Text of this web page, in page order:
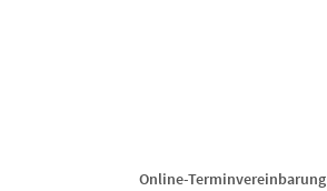
Online-Terminvereinbarung